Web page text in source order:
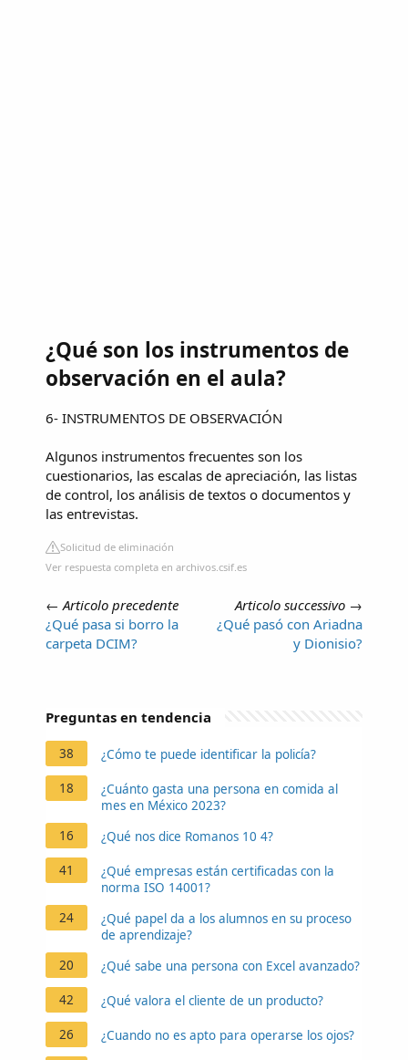
¿Qué son los instrumentos de
observación en el aula?
6- INSTRUMENTOS DE OBSERVACIÓN
Algunos instrumentos frecuentes son los
cuestionarios, las escalas de apreciación, las listas
de control, los análisis de textos o documentos y
las entrevistas.
Solicitud de eliminación
Ver respuesta completa en archivos.csif.es
←Articolo precedente
¿Qué pasa si borro la
carpeta DCIM?
Articolo successivo →
¿Qué pasó con Ariadna
y Dionisio?
Preguntas en tendencia
38 ¿Cómo te puede identificar la policía?
18
¿Cuánto gasta una persona en comida al
mes en México 2023?
16
¿Qué nos dice Romanos 10 4?
41
¿Qué empresas están certificadas con la
norma ISO 14001?
24
¿Qué papel da a los alumnos en su proceso
de aprendizaje?
20
¿Qué sabe una persona con Excel avanzado?
42 ¿Qué valora el cliente de un producto?
26 ¿Cuando no es apto para operarse los ojos?